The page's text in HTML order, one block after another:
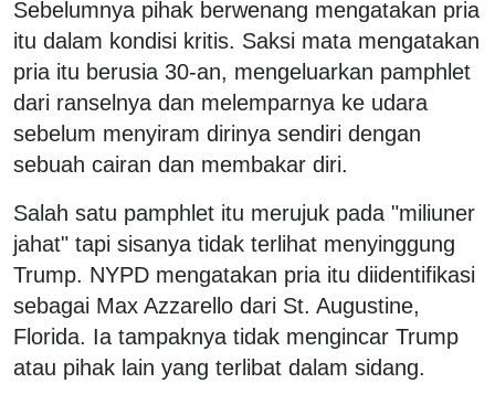
Sebelumnya pihak berwenang mengatakan pria
itu dalam kondisi kritis. Saksi mata mengatakan
pria itu berusia 30-an, mengeluarkan pamphlet
dari ranselnya dan melemparnya ke udara
sebelum menyiram dirinya sendiri dengan
sebuah cairan dan membakar diri.
Salah satu pamphlet itu merujuk pada "miliuner
jahat" tapi sisanya tidak terlihat menyinggung
Trump. NYPD mengatakan pria itu diidentifikasi
sebagai Max Azzarello dari St. Augustine,
Florida. Ia tampaknya tidak mengincar Trump
atau pihak lain yang terlibat dalam sidang.